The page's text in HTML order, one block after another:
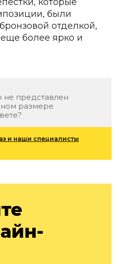
по вашему
и камня
по вашему
которые
были
отделкой,
более ярко и
не представлен
размере
и наши специалисты